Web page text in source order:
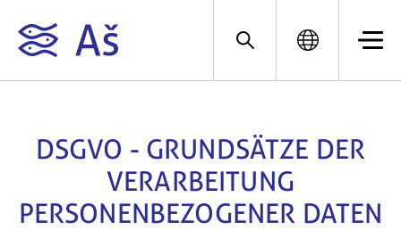
DSGVO - GRUNDSÄTZE DER
VERARBEITUNG
PERSONENBEZOGENER DATEN